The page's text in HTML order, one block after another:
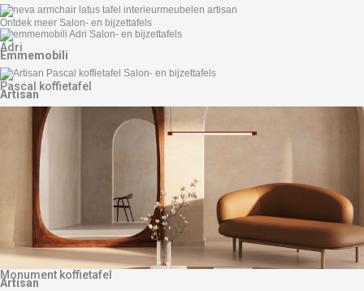
Ontdek meer Salon- en bijzettafels
Adri
Emmemobili
Pascal koffietafel
Artisan
Monument koffietafel
Artisan